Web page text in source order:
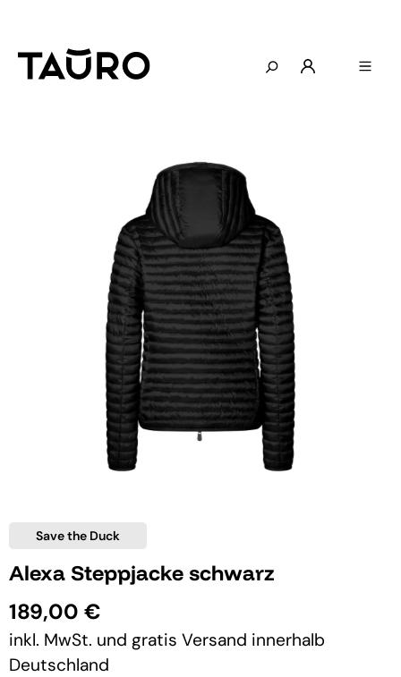
Save the Duck
Alexa Steppjacke schwarz
189,00 €
inkl. MwSt. und gratis Versand innerhalb
Deutschland